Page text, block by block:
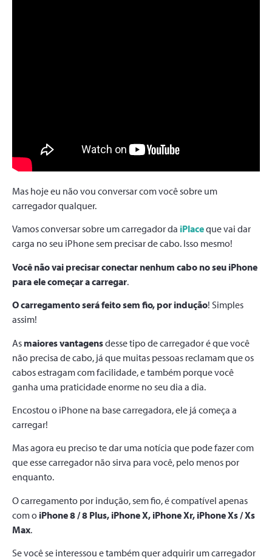
Mas hoje eu não vou conversar com você sobre um
carregador qualquer.
Vamos conversar sobre um carregador da iPlaceque vai dar
carga no seu iPhone sem precisar de cabo. Isso mesmo!
Você não vai precisar conectar nenhum cabo no seu iPhone
para ele começar a carregar.
O carregamento será feito sem fio, por indução! Simples
assim!
As maiores vantagensdesse tipo de carregador é que você
não precisa de cabo, já que muitas pessoas reclamam que os
cabos estragam com facilidade, e também porque você
ganha uma praticidade enorme no seu dia a dia.
Encostou o iPhone na base carregadora, ele já começa a
carregar!
Mas agora eu preciso te dar uma notícia que pode fazer com
que esse carregador não sirva para você, pelo menos por
enquanto.
O carregamento por indução, sem fio, é compatível apenas
com o iPhone 8 / 8 Plus, iPhone X, iPhone Xr, iPhone Xs / Xs
Max.
Se você se interessou e também quer adquirir um carregador